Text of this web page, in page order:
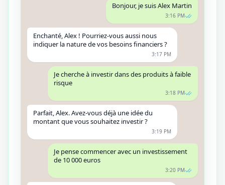
Bonjour, je suis Alex Martin
3:16 PM
Enchanté, Alex ! Pourriez-vous aussi nous
indiquer la nature de vos besoins financiers ?
3:17 PM
Je cherche à investir dans des produits à faible
risque
3:18 PM
Parfait, Alex. Avez-vous déjà une idée du
montant que vous souhaitez investir ?
3:19 PM
Je pense commencer avec un investissement
de 10 000 euros
3:20 PM